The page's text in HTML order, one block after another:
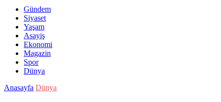
Gündem
Siyaset
Yaşam
Asayiş
Ekonomi
Magazin
Spor
Dünya
Anasayfa Dünya